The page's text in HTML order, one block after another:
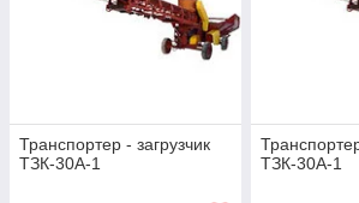
Транспортер - загрузчик
ТЗК-30А-1
ТЗК-30А-1